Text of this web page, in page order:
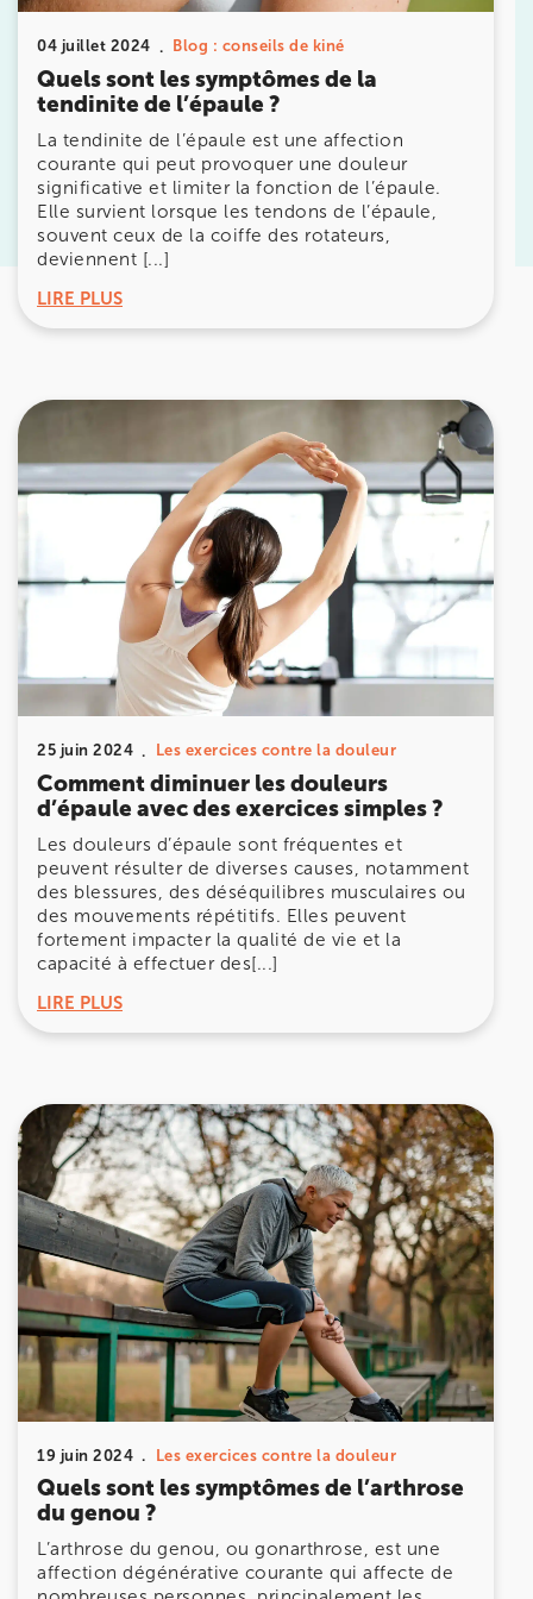
04 juillet 2024 Blog : conseils de kiné
Quels sont les symptômes de la
tendinite de l’épaule ?
La tendinite de l’épaule est une affection
courante qui peut provoquer une douleur
significative et limiter la fonction de l’épaule.
Elle survient lorsque les tendons de l’épaule,
souvent ceux de la coiffe des rotateurs,
deviennent [...]
LIRE PLUS
25 juin 2024 Les exercices contre la douleur
Comment diminuer les douleurs
d’épaule avec des exercices simples ?
Les douleurs d’épaule sont fréquentes et
peuvent résulter de diverses causes, notamment
des blessures, des déséquilibres musculaires ou
des mouvements répétitifs. Elles peuvent
fortement impacter la qualité de vie et la
capacité à effectuer des[...]
LIRE PLUS
19 juin 2024 Les exercices contre la douleur
Quels sont les symptômes de l’arthrose
du genou ?
L’arthrose du genou, ou gonarthrose, est une
affection dégénérative courante qui affecte de
Prenez RDV sur
KOSS PARIS 8
74 Bd Haussmann 75008 Paris
74 Bd Haussmann 75008 Paris
01 44 71 93 74
85 Av. de Balzac 91420 Morangis
85 Av. de Balzac 91420 Morangis
01 64 48 35 84
Prenez RDV sur
Prenez RDV sur
IK MEUDON
8 Rue de Paris 92190 Meudon
8 Rue de Paris 92190 Meudon
01 40 95 01 09
Prenez RDV sur
Prenez RDV sur